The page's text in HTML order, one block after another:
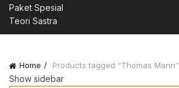
Paket Spesial
Teori Sastra
Home Products tagged “Thomas Mann”
Show sidebar